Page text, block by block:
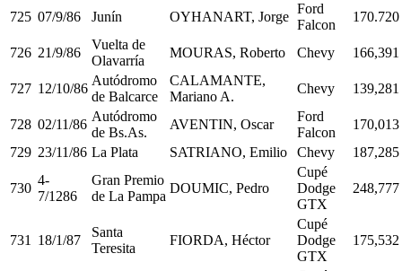
725 07/9/86 Junín OYHANART, Jorge
Ford
Falcon
170.720
726 21/9/86
Vuelta de
Olavarría
MOURAS, Roberto Chevy 166,391
727 12/10/86
Autódromo
de Balcarce
CALAMANTE,
Mariano A.
Chevy 139,281
728 02/11/86
Autódromo
de Bs.As.
AVENTIN, Oscar
Ford
Falcon
170,013
729 23/11/86 La Plata SATRIANO, Emilio Chevy 187,285
730
4-
7/1286
Gran Premio
de La Pampa
DOUMIC, Pedro
Cupé
Dodge
GTX
248,777
731 18/1/87
Santa
Teresita
FIORDA, Héctor
Cupé
Dodge
GTX
175,532